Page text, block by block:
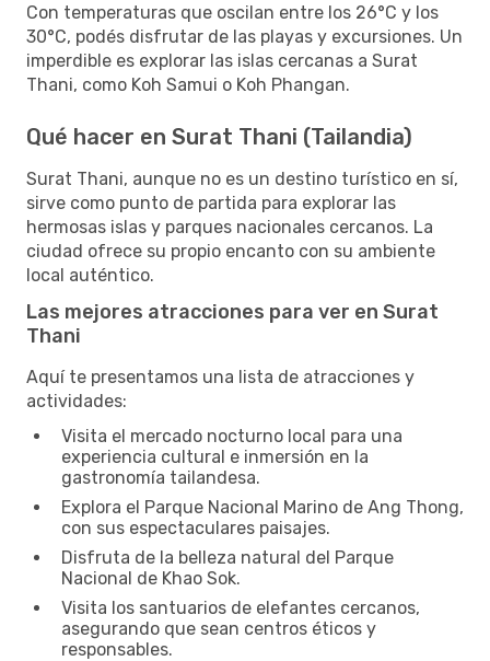
Con temperaturas que oscilan entre los 26°C y los
30°C, podés disfrutar de las playas y excursiones. Un
imperdible es explorar las islas cercanas a Surat
Thani, como Koh Samui o Koh Phangan.
Qué hacer en Surat Thani (Tailandia)
Surat Thani, aunque no es un destino turístico en sí,
sirve como punto de partida para explorar las
hermosas islas y parques nacionales cercanos. La
ciudad ofrece su propio encanto con su ambiente
local auténtico.
Las mejores atracciones para ver en Surat
Thani
Aquí te presentamos una lista de atracciones y
actividades:
Visita el mercado nocturno local para una
experiencia cultural e inmersión en la
gastronomía tailandesa.
Explora el Parque Nacional Marino de Ang Thong,
con sus espectaculares paisajes.
Disfruta de la belleza natural del Parque
Nacional de Khao Sok.
Visita los santuarios de elefantes cercanos,
asegurando que sean centros éticos y
responsables.